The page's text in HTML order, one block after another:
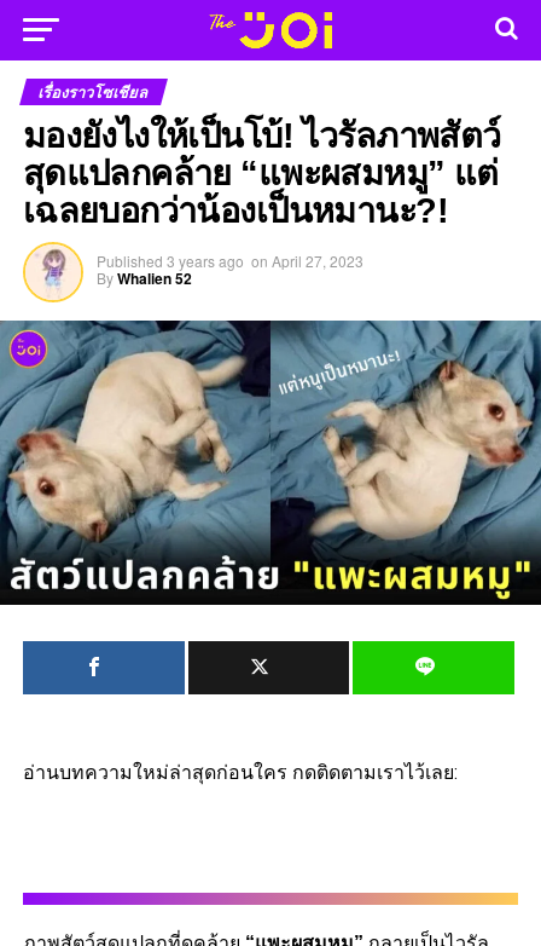
เรื่องราวโซเชียล
มองยังไงให้เป็นโบ้! ไวรัลภาพสัตว์
สุดแปลกคล้าย “แพะผสมหมู” แต่
เฉลยบอกว่าน้องเป็นหมานะ?!
Published 3 years ago on April 27, 2023
ByWhalien 52
อ่านบทความใหม่ล่าสุดก่อนใคร กดติดตามเราไว้เลย: